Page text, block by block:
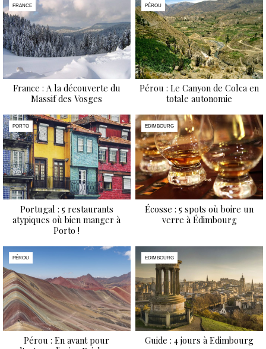
FRANCE
France : A la découverte du
Massif des Vosges
PÉROU
Pérou : Le Canyon de Colca en
totale autonomie
PORTO
Portugal : 5 restaurants
atypiques où bien manger à
Porto !
EDIMBOURG
Écosse : 5 spots où boire un
verre à Édimbourg
PÉROU
Pérou : En avant pour
EDIMBOURG
Guide : 4 jours à Edimbourg